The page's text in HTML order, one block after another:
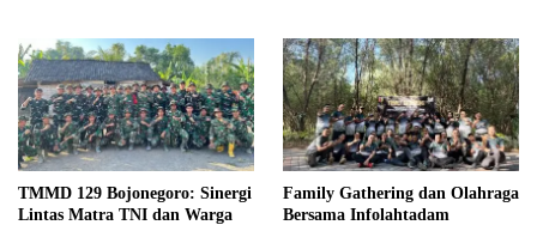
TMMD 129 Bojonegoro: Sinergi
Lintas Matra TNI dan Warga
Family Gathering dan Olahraga
Bersama Infolahtadam